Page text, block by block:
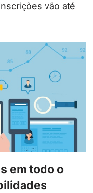
vão até
em todo o